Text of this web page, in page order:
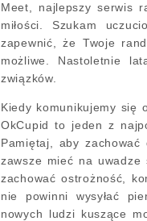
Meet, najlepszy serwis
miłości. Szukam
zapewnić, że Twoje
możliwe. Nastoletnie
związków.
Kiedy komunikujemy się
OkCupid to jeden z
Pamiętaj, aby
zawsze mieć na uwadze
zachować ostrożność,
nie powinni wysyłać
nowych ludzi kuszące